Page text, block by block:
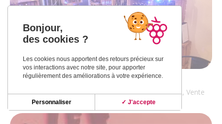
LES SENS CIEL
Bar-restaurant, Cuisine traditionnelle, Restaurant, Vente
BOULOC
Bonjour,
des cookies ?
Les cookies nous apportent des retours précieux sur
vos interactions avec notre site, pour apporter
régulièrement des améliorations à votre expérience.
✓ J'accepte
Personnaliser